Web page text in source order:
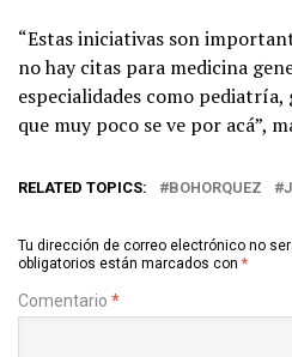
“Estas iniciativas son
no hay citas para medicina
especialidades como
que muy poco se ve por acá”,
RELATED TOPICS: BOHORQUEZ
Tu dirección de correo electrónico no
obligatorios están marcados con *
Comentario *